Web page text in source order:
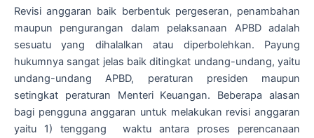
Revisi anggaran baik berbentuk pergeseran, penambahan
maupun pengurangan dalam pelaksanaan APBD adalah
sesuatu yang dihalalkan atau diperbolehkan. Payung
hukumnya sangat jelas baik ditingkat undang-undang, yaitu
undang-undang APBD, peraturan presiden maupun
setingkat peraturan Menteri Keuangan. Beberapa alasan
bagi pengguna anggaran untuk melakukan revisi anggaran
yaitu 1) tenggang waktu antara proses perencanaan